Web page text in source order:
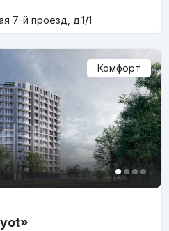
7-й проезд, д.1/1
Комфорт